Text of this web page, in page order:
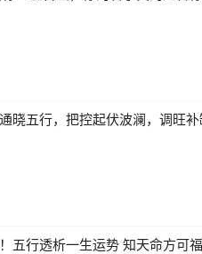
晓五行，把控起伏波澜，调旺
五行透析一生运势 知天命方可福